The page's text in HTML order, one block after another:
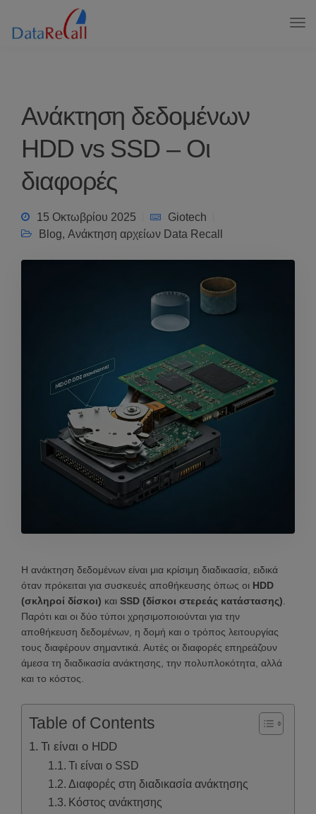
Ανάκτηση δεδομένων
HDD vs SSD – Οι
διαφορές
15 Οκτωβρίου 2025
Giotech
Blog, Ανάκτηση αρχείων Data Recall
Η ανάκτηση δεδομένων είναι μια κρίσιμη διαδικασία, ειδικά
όταν πρόκειται για συσκευές αποθήκευσης όπως οι HDD
(σκληροί δίσκοι) και SSD (δίσκοι στερεάς κατάστασης)
Παρότι και οι δύο τύποι χρησιμοποιούνται για την
αποθήκευση δεδομένων, η δομή και ο τρόπος λειτουργίας
τους διαφέρουν σημαντικά. Αυτές οι διαφορές επηρεάζουν
άμεσα τη διαδικασία ανάκτησης, την πολυπλοκότητα, αλλά
και το κόστος.
Table of Contents
Τι είναι ο HDD
Τι είναι ο SSD
Διαφορές στη διαδικασία ανάκτησης
Κόστος ανάκτησης